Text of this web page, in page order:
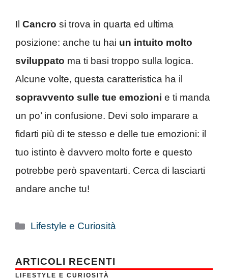
Il Cancro si trova in quarta ed ultima
posizione: anche tu hai un intuito molto
sviluppato ma ti basi troppo sulla logica.
Alcune volte, questa caratteristica ha il
sopravvento sulle tue emozioni e ti manda
un po’ in confusione. Devi solo imparare a
fidarti più di te stesso e delle tue emozioni: il
tuo istinto è davvero molto forte e questo
potrebbe però spaventarti. Cerca di lasciarti
andare anche tu!
Categorie
Lifestyle e Curiosità
ARTICOLI RECENTI
LIFESTYLE E CURIOSITÀ